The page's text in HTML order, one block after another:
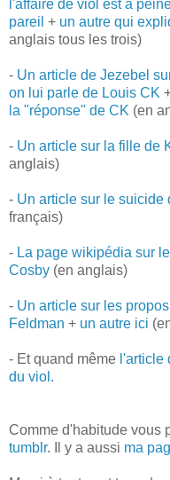
l'affaire de viol est à
pareil + un autre qui
anglais tous les trois)
- Un article de Jezebel
on lui parle de Louis CK
la "réponse" de CK (en
- Un article sur la fille de
anglais)
- Un article sur le suicide
français)
- La page wikipédia sur
Cosby (en anglais)
- Un article sur les
Feldman + un autre ici
- Et quand même l'article
du viol.
Comme d'habitude vous
tumblr. Il y a aussi ma